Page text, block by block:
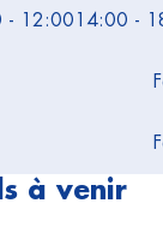
- 12:00 14:00 -
à venir